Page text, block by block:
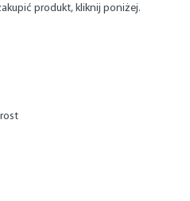
produkt, kliknij poniżej.